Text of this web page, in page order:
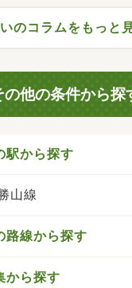
のコラムをもっと
の他の条件から探
駅から探す
山線
路線から探す
から探す